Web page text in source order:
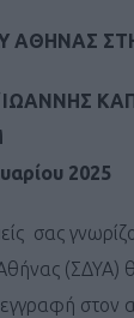
ΑΘΗΝΑΣ
2025
σας
(ΣΔΥΑ)
εγγραφή